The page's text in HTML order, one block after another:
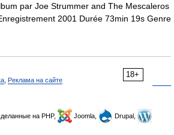
par Joe Strummer and The Mescaleros
2001 Durée 73min 19s Genre
18+
Реклама на сайте
на PHP, Joomla,
Drupal,